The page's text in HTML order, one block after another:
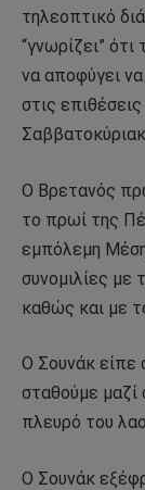
τηλεοπτικό
“γνωρίζει” ότι
να αποφύγει
στις
Ο Βρετανός
το πρωί της
εμπόλεμη
συνομιλίες με
καθώς και με
Ο Σουνάκ είπε
σταθούμε μαζί
πλευρό του
Ο Σουνάκ